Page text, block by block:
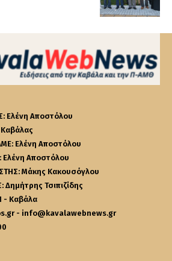
Ελένη Αποστόλου
Ελένη Αποστόλου
Ελένη Αποστόλου
Μάκης Κακουσόγλου
Τσιπιζίδης
- Καβάλα
- info@kavalawebnews.gr